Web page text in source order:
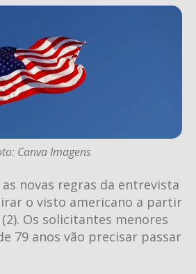
Canva Imagens
novas regras da entrevista
o visto americano a partir
Os solicitantes menores
79 anos vão precisar passar